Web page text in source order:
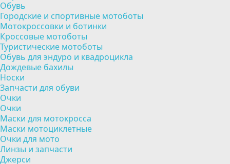
Обувь
Городские и спортивные мотоботы
Мотокроссовки и ботинки
Кроссовые мотоботы
Туристические мотоботы
Обувь для эндуро и квадроцикла
Дождевые бахилы
Носки
Запчасти для обуви
Очки
Очки
Маски для мотокросса
Маски мотоциклетные
Очки для мото
Линзы и запчасти
Джерси